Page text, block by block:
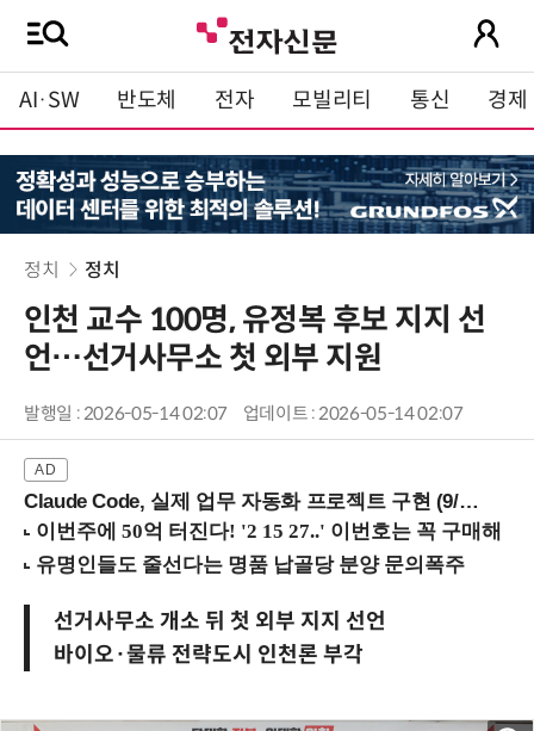
AI·SW 반도체 전자 모빌리티 통신 경제
정치 정치
인천 교수 100명, 유정복 후보 지지 선
언…선거사무소 첫 외부 지원
발행일 : 2026-05-14 02:07 업데이트 : 2026-05-14 02:07
Claude Code, 실제 업무 자동화 프로젝트 구현 (9/16 ~17 강남역)
선거사무소 개소 뒤 첫 외부 지지 선언
바이오·물류 전략도시 인천론 부각